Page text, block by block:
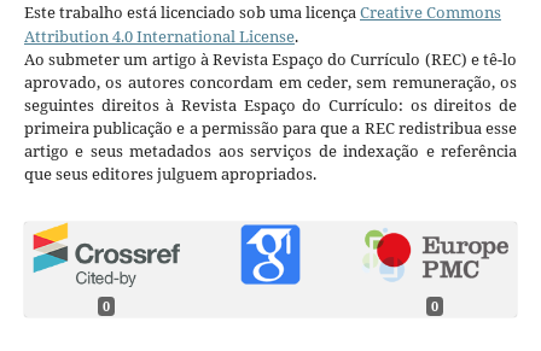
Este trabalho está licenciado sob uma licençaCreative Commons
Attribution 4.0 International License.
Ao submeter um artigo à Revista Espaço do Currículo (REC) e tê-lo
aprovado, os autores concordam em ceder, sem remuneração, os
seguintes direitos à Revista Espaço do Currículo: os direitos de
primeira publicação e a permissão para que a REC redistribua esse
artigo e seus metadados aos serviços de indexação e referência
que seus editores julguem apropriados.
0 0